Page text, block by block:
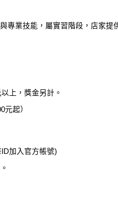
專業技能，屬實習階段，店家
上，獎金另計。
元起）
加入官方帳號)